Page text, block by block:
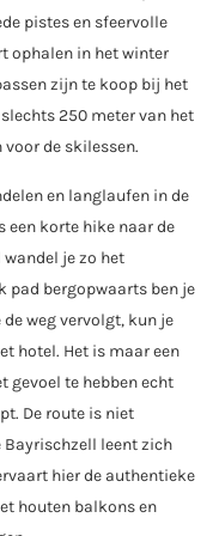
pistes en sfeervolle
ophalen in het winter
zijn te koop bij het
250 meter van het
de skilessen.
en langlaufen in de
een korte hike naar de
je zo het
pad bergopwaarts ben je
de weg vervolgt, kun je
hotel. Het is maar een
gevoel te hebben echt
De route is niet
leent zich
hier de authentieke
houten balkons en